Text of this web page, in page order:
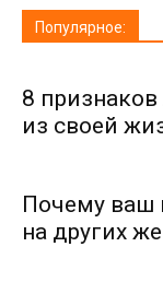
Популярное:
8
из своей
Почему ваш
на других